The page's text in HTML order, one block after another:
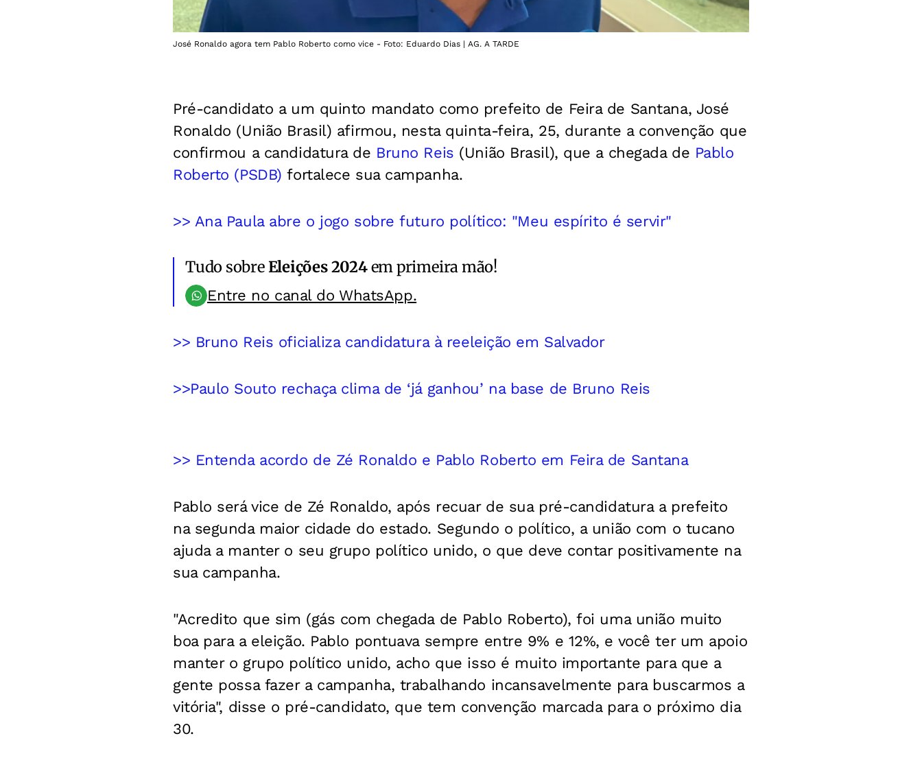
José Ronaldo agora tem Pablo Roberto como vice - Foto: Eduardo Dias | AG. A TARDE
Pré-candidato a um quinto mandato como prefeito de Feira de Santana, José
Ronaldo (União Brasil) afirmou, nesta quinta-feira, 25, durante a convenção que
confirmou a candidatura de Bruno Reis (União Brasil), que a chegada de Pablo
Roberto (PSDB) fortalece sua campanha.
>> Ana Paula abre o jogo sobre futuro político: "Meu espírito é servir"
Tudo sobreEleições 2024em primeira mão!
Entre no canal do WhatsApp.
>> Bruno Reis oficializa candidatura à reeleição em Salvador
>>Paulo Souto rechaça clima de ‘já ganhou’ na base de Bruno Reis
>> Entenda acordo de Zé Ronaldo e Pablo Roberto em Feira de Santana
Pablo será vice de Zé Ronaldo, após recuar de sua pré-candidatura a prefeito
na segunda maior cidade do estado. Segundo o político, a união com o tucano
ajuda a manter o seu grupo político unido, o que deve contar positivamente na
sua campanha.
"Acredito que sim (gás com chegada de Pablo Roberto), foi uma união muito
boa para a eleição. Pablo pontuava sempre entre 9% e 12%, e você ter um apoio
manter o grupo político unido, acho que isso é muito importante para que a
gente possa fazer a campanha, trabalhando incansavelmente para buscarmos a
vitória", disse o pré-candidato, que tem convenção marcada para o próximo dia
30.